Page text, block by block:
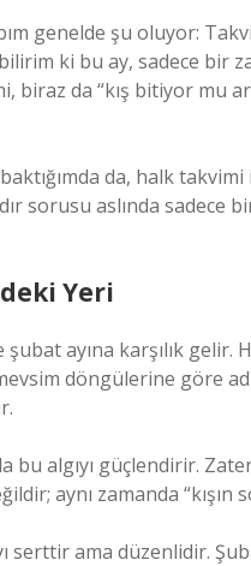
genelde şu oluyor:
ki bu ay, sadece bir
biraz da “kış bitiyor mu
da, halk
sorusu aslında
Yeri
ayına karşılık gelir.
döngülerine göre
bu algıyı güçlendirir.
aynı zamanda “kışın
serttir ama düzenlidir.